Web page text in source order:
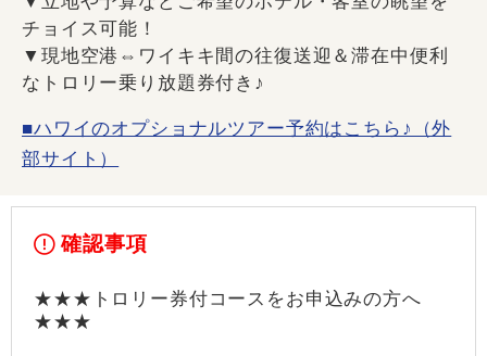
チョイス可能！
▼現地空港⇔ワイキキ間の往復送迎＆滞在中便利
なトロリー乗り放題券付き♪
■ハワイのオプショナルツアー予約はこちら♪（外
部サイト）
確認事項
★★★トロリー券付コースをお申込みの方へ
★★★